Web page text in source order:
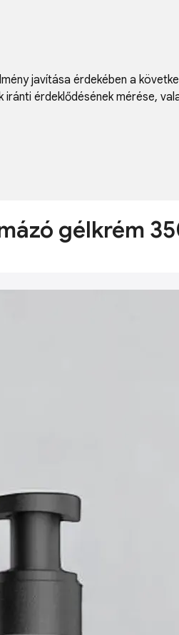
javítása érdekében a
érdeklődésének mérése,
gélkrém